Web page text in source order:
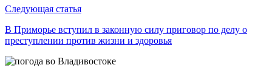
Следующая статья
В Приморье вступил в законную силу приговор по делу о
преступлении против жизни и здоровья